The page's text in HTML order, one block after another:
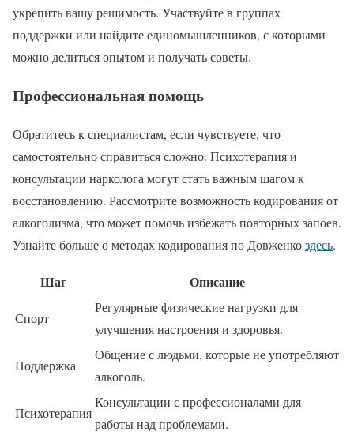
укрепить вашу решимость. Участвуйте в группах
поддержки или найдите единомышленников, с которыми
можно делиться опытом и получать советы.
Профессиональная помощь
Обратитесь к специалистам, если чувствуете, что
самостоятельно справиться сложно. Психотерапия и
консультации нарколога могут стать важным шагом к
восстановлению. Рассмотрите возможность кодирования от
алкоголизма, что может помочь избежать повторных запоев.
Узнайте больше о методах кодирования по Довженкоздесь.
Шаг Описание
Спорт
Регулярные физические нагрузки для
улучшения настроения и здоровья.
Поддержка
Общение с людьми, которые не употребляют
алкоголь.
Психотерапия
Консультации с профессионалами для
работы над проблемами.